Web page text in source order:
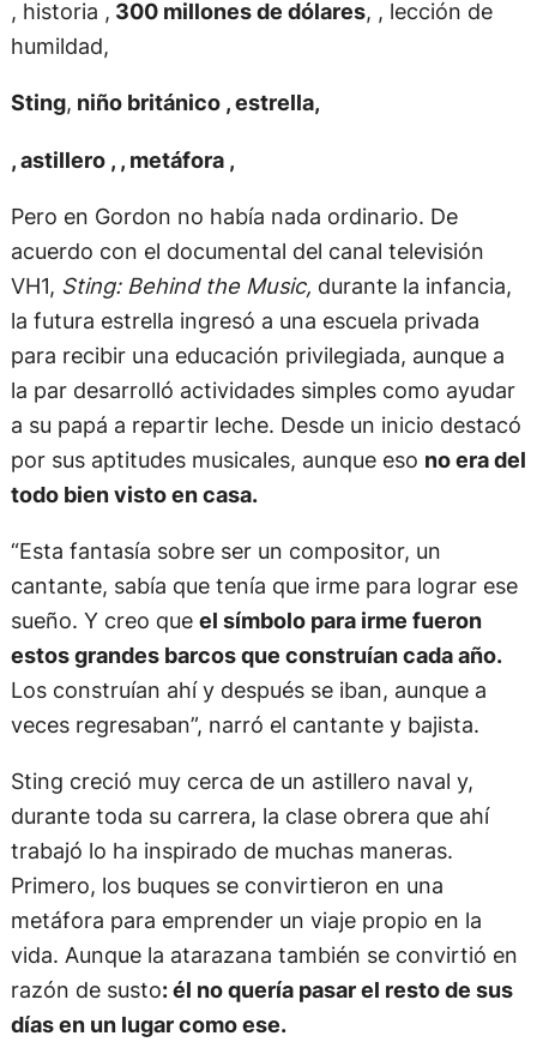
, historia , 300 millones de dólares, , lección de
humildad,
Sting, niño británico , estrella,
, astillero , , metáfora ,
Pero en Gordon no había nada ordinario. De
acuerdo con el documental del canal televisión
VH1, Sting: Behind the Music, durante la infancia,
la futura estrella ingresó a una escuela privada
para recibir una educación privilegiada, aunque a
la par desarrolló actividades simples como ayudar
a su papá a repartir leche. Desde un inicio destacó
por sus aptitudes musicales, aunque eso no era del
todo bien visto en casa.
“Esta fantasía sobre ser un compositor, un
cantante, sabía que tenía que irme para lograr ese
sueño. Y creo que el símbolo para irme fueron
estos grandes barcos que construían cada año.
Los construían ahí y después se iban, aunque a
veces regresaban”, narró el cantante y bajista.
Sting creció muy cerca de un astillero naval y,
durante toda su carrera, la clase obrera que ahí
trabajó lo ha inspirado de muchas maneras.
Primero, los buques se convirtieron en una
metáfora para emprender un viaje propio en la
vida. Aunque la atarazana también se convirtió en
razón de susto: él no quería pasar el resto de sus
días en un lugar como ese.